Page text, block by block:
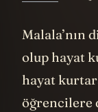
Malala’nın
olup hayat
hayat
öğrencilere